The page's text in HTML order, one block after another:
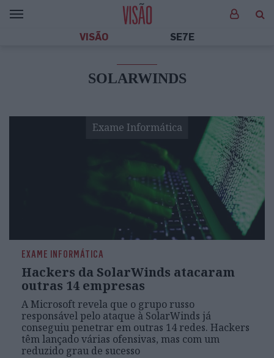
VISÃO SE7E
SOLARWINDS
Exame Informática
EXAME INFORMÁTICA
Hackers da SolarWinds atacaram
outras 14 empresas
A Microsoft revela que o grupo russo
responsável pelo ataque à SolarWinds já
conseguiu penetrar em outras 14 redes. Hackers
têm lançado várias ofensivas, mas com um
reduzido grau de sucesso